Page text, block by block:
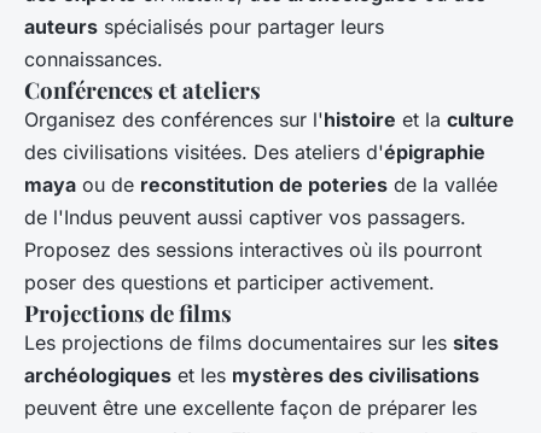
auteurs spécialisés pour partager leurs
connaissances.
Conférences et ateliers
Organisez des conférences sur l'histoire et la culture
des civilisations visitées. Des ateliers d'épigraphie
maya ou de reconstitution de poteries de la vallée
de l'Indus peuvent aussi captiver vos passagers.
Proposez des sessions interactives où ils pourront
poser des questions et participer activement.
Projections de films
Les projections de films documentaires sur les sites
archéologiques et les mystères des civilisations
peuvent être une excellente façon de préparer les